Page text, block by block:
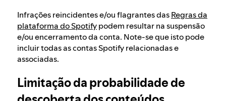
Infrações reincidentes e/ou flagrantes dasRegras da
plataforma do Spotifypodem resultar na suspensão
e/ou encerramento da conta. Note-se que isto pode
incluir todas as contas Spotify relacionadas e
associadas.
Limitação da probabilidade de